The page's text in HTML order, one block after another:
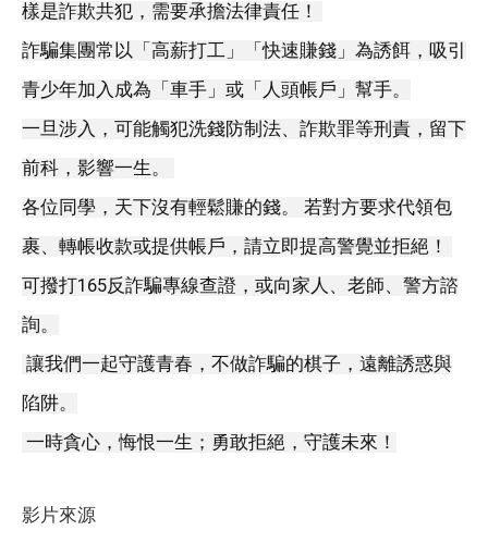
樣是詐欺共犯，需要承擔法律責任！
詐騙集團常以「高薪打工」「快速賺錢」為誘餌，吸引
青少年加入成為「車手」或「人頭帳戶」幫手。
一旦涉入，可能觸犯洗錢防制法、詐欺罪等刑責，留下
前科，影響一生。
各位同學，天下沒有輕鬆賺的錢。 若對方要求代領包
裹、轉帳收款或提供帳戶，請立即提高警覺並拒絕！
可撥打165反詐騙專線查證，或向家人、老師、警方諮
詢。
讓我們一起守護青春，不做詐騙的棋子，遠離誘惑與
陷阱。
一時貪心，悔恨一生；勇敢拒絕，守護未來！
影片來源